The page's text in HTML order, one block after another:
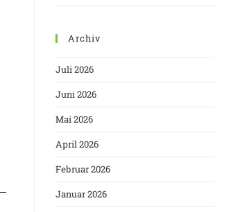
Archiv
Juli 2026
Juni 2026
Mai 2026
April 2026
Februar 2026
Januar 2026